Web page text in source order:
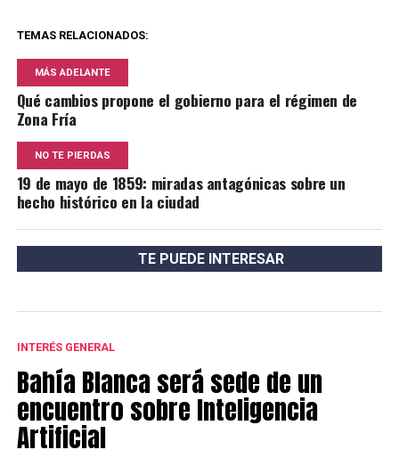
TEMAS RELACIONADOS:
MÁS ADELANTE
Qué cambios propone el gobierno para el régimen de
Zona Fría
NO TE PIERDAS
19 de mayo de 1859: miradas antagónicas sobre un
hecho histórico en la ciudad
TE PUEDE INTERESAR
INTERÉS GENERAL
Bahía Blanca será sede de un
encuentro sobre Inteligencia
Artificial